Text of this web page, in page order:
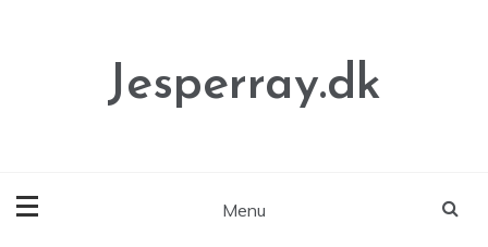
Jesperray.dk
Menu